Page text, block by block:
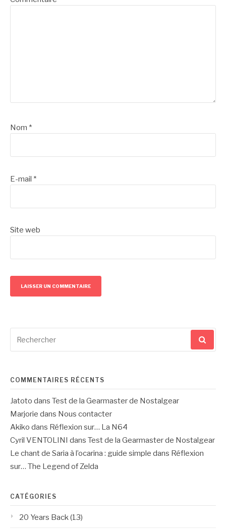
Nom *
E-mail *
Site web
pour
COMMENTAIRES RÉCENTS
Jatoto dans Test de la Gearmaster de Nostalgear
Marjorie dans Nous contacter
Akiko dans Réflexion sur… La N64
Cyril VENTOLINI dans Test de la Gearmaster de Nostalgear
Le chant de Saria à l’ocarina : guide simple dans Réflexion
sur… The Legend of Zelda
CATÉGORIES
20 Years Back(13)